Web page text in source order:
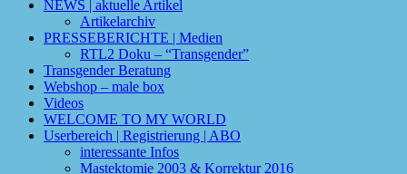
NEWS | aktuelle Artikel
Artikelarchiv
PRESSEBERICHTE | Medien
RTL2 Doku – “Transgender”
Transgender Beratung
Webshop – male box
Videos
WELCOME TO MY WORLD
Userbereich | Registrierung | ABO
interessante Infos
Mastektomie 2003 & Korrektur 2016